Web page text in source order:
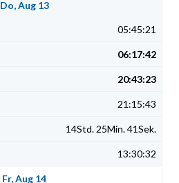
Do, Aug 13
05:45:21
06:17:42
20:43:23
21:15:43
14Std. 25Min. 41Sek.
13:30:32
Fr, Aug 14